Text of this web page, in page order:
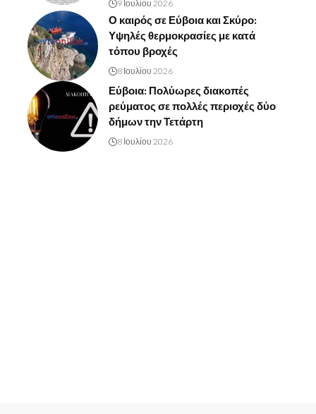
9 Ιουλίου 2026
Ο καιρός σε Εύβοια και Σκύρο:
Υψηλές θερμοκρασίες με κατά
τόπου βροχές
8 Ιουλίου 2026
Εύβοια: Πολύωρες διακοπές
ρεύματος σε πολλές περιοχές δύο
δήμων την Τετάρτη
8 Ιουλίου 2026